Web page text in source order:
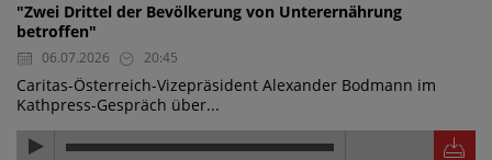
"Zwei Drittel der Bevölkerung von Unterernährung
betroffen"
06.07.2026 20:45
Caritas-Österreich-Vizepräsident Alexander Bodmann im
Kathpress-Gespräch über...